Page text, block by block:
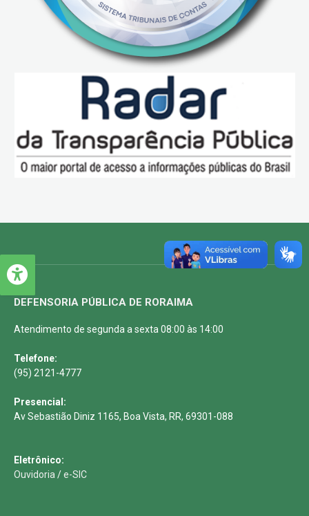
DEFENSORIA PÚBLICA DE RORAIMA
Atendimento de segunda a sexta 08:00 às 14:00
Telefone:
(95) 2121-4777
Presencial:
Av Sebastião Diniz 1165, Boa Vista, RR, 69301-088
Eletrônico:
Ouvidoria /e-SIC